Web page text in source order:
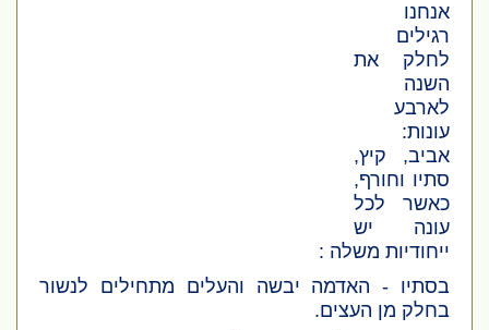
אנחנו
רגילים
לחלק את
השנה
לארבע
עונות:
אביב, קיץ,
סתיו וחורף,
כאשר לכל
עונה יש
ייחודיות משלה :
בסתיו - האדמה יבשה והעלים מתחילים לנשור
בחלק מן העצים.